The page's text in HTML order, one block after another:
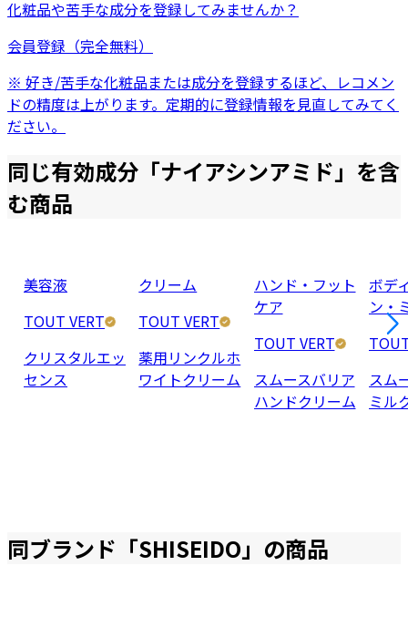
化粧品や苦手な成分を登録してみませんか？
会員登録（完全無料）
※ 好き/苦手な化粧品または成分を登録するほど、レコメン
ドの精度は上がります。定期的に登録情報を見直してみてく
ださい。
同じ有効成分「ナイアシンアミド」を含
む商品
美容液
TOUT VERT
クリスタルエッ
センス
クリーム
TOUT VERT
薬用リンクルホ
ワイトクリーム
ハンド・フット
ケア
TOUT VERT
スムースバリア
ハンドクリーム
ボデ
ン・
スム
ミル
同ブランド「SHISEIDO」の商品